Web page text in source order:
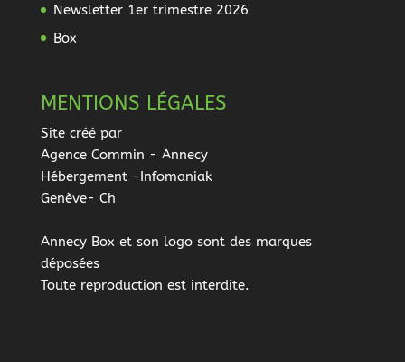
Newsletter 1er trimestre 2026
Box
MENTIONS LÉGALES
Site créé par
Agence Commin - Annecy
Hébergement -Infomaniak
Genève- Ch
Annecy Box et son logo sont des marques
déposées
Toute reproduction est interdite.